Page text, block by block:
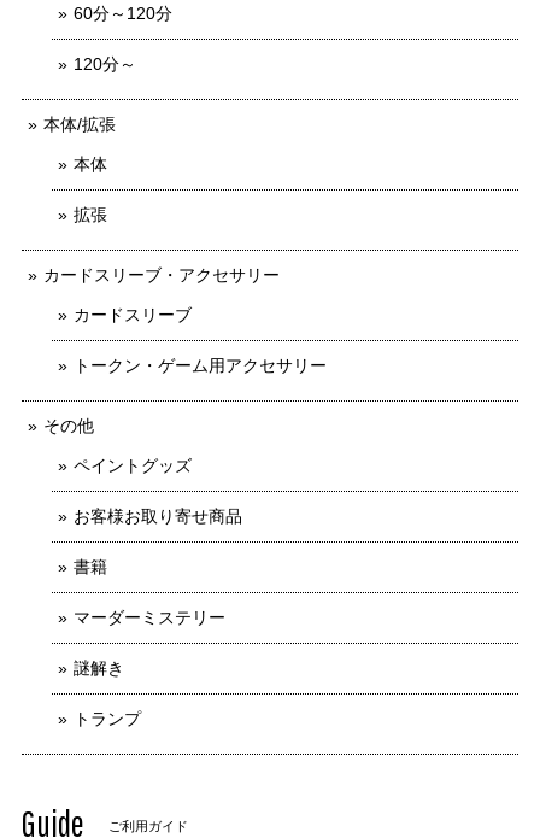
60分～120分
120分～
本体/拡張
本体
拡張
カードスリーブ・アクセサリー
カードスリーブ
トークン・ゲーム用アクセサリー
その他
ペイントグッズ
お客様お取り寄せ商品
書籍
マーダーミステリー
謎解き
トランプ
Guide ご利用ガイド